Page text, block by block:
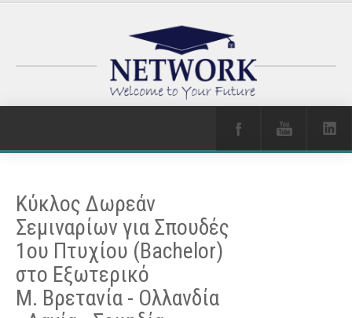
Κύκλος Δωρεάν
Σεμιναρίων για Σπουδές
1ου Πτυχίου (Bachelor)
στο Εξωτερικό
Μ. Βρετανία - Ολλανδία